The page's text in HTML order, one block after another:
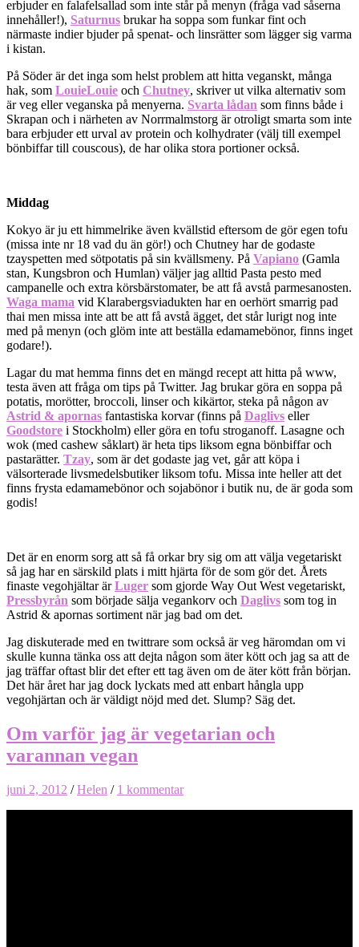
erbjuder en falafelsallad som inte står på menyn (fråga vad såserna
innehåller!), Saturnus brukar ha soppa som funkar fint och
närmaste indier bjuder på spenat- och linsrätter som lägger sig varma
i kistan.
På Söder är det inga som helst problem att hitta veganskt, många
hak, som LouieLouie och Chutney, skriver ut vilka alternativ som
är veg eller veganska på menyerna. Svarta lådan som finns både i
Skrapan och i närheten av Norrmalmstorg är otroligt smarta som inte
bara erbjuder ett urval av protein och kolhydrater (välj till exempel
bönbiffar till couscous), de har olika stora portioner också.
Middag
Kokyo är ju ett himmelrike även kvällstid eftersom de gör egen tofu
(missa inte nr 18 vad du än gör!) och Chutney har de godaste
tzayspetten med sötpotatis på sin kvällsmeny. På Vapiano (Gamla
stan, Kungsbron och Humlan) väljer jag alltid Pasta pesto med
campanelle och extra körsbärstomater, be att få avstå parmesanosten.
Waga mama vid Klarabergsviadukten har en oerhört smarrig pad
thai men missa inte att be att få avstå ägget, det står lurigt nog inte
med på menyn (och glöm inte att beställa edamamebönor, finns inget
godare!).
Lagar du mat hemma finns det en mängd recept att hitta på www,
testa även att fråga om tips på Twitter. Jag brukar göra en soppa på
potatis, morötter, broccoli, linser och kikärtor, steka på någon av
Astrid & apornas fantastiska korvar (finns på Daglivs eller
Goodstore i Stockholm) eller göra en tofu stroganoff. Lasagne och
wok (med cashew såklart) är heta tips liksom egna bönbiffar och
pastarätter. Tzay, som är det godaste jag vet, går att köpa i
välsorterade livsmedelsbutiker liksom tofu. Missa inte heller att det
finns frysta edamamebönor och sojabönor i butik nu, de är goda som
godis!
Det är en enorm sorg att så få orkar bry sig om att välja vegetariskt
så jag har en särskild plats i mitt hjärta för de som gör det. Årets
finaste vegohjältar ärLuger som gjorde Way Out West vegetariskt,
Pressbyrån som började sälja vegankorv och Daglivs som tog in
Astrid & apornas sortiment när jag bad om det.
Jag diskuterade med en twittrare som också är veg häromdan om vi
skulle kunna tänka oss att dejta någon som äter kött och jag sa att de
jag träffar oftast blir det efter ett tag även om de äter kött från början.
Det här året har jag dock lyckats med att enbart hångla upp
vegohjärtan och är väldigt nöjd med det. Slump? Säg det.
Om varför jag är vegetarian och
varannan vegan
juni 2, 2012 /Helen / 1 kommentar